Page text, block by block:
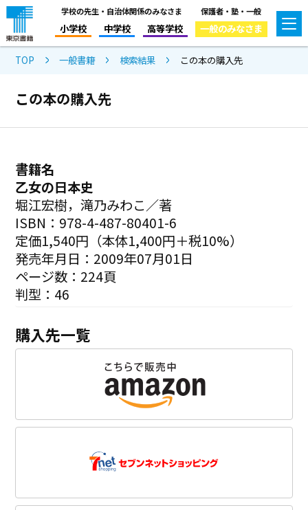
学校の先生・自治体関係のみなさま
小学校 中学校 高等学校
保護者・塾・一般
一般のみなさま
TOP 一般書籍 検索結果 この本の購入先
この本の購入先
書籍名
乙女の日本史
堀江宏樹，滝乃みわこ／著
ISBN：978-4-487-80401-6
定価1,540円（本体1,400円＋税10%）
発売年月日：2009年07月01日
ページ数：224頁
判型：46
購入先一覧